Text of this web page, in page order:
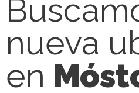
nueva
en